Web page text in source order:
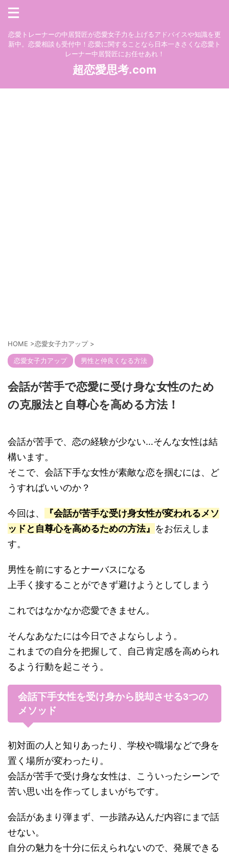
恋愛トレーナーの中居賢匠が恋愛女子力を上げるアドバイスや知識を更
新中。恋愛相談も受付中！恋愛に関することなら日本一きさくな恋愛ト
レーナー中居賢匠にお任せあれ！
超恋愛思考.com
HOME >恋愛女子力アップ >
恋愛女子力アップ 男性と仲良くなる方法
会話が苦手で恋愛に受け身な女性のため
の克服法と自尊心を高める方法！
会話が苦手で、恋の経験が少ない…そんな女性は結
構います。
そこで、会話下手な女性が素敵な恋を掴むには、ど
うすればいいのか？
今回は、
『会話が苦手な受け身女性が変われるメソ
ッドと自尊心を高めるための方法』 をお伝えしま
す。
男性を前にするとナーバスになる
上手く接することができず避けようとしてしまう
これではなかなか恋愛できません。
そんなあなたには今日でさよならしよう。
これまでの自分を把握して、自己肯定感を高められ
るよう行動を起こそう。
会話下手女性を受け身から脱却させる3つの
メソッド
初対面の人と知りあったり、学校や職場などで身を
置く場所が変わったり。
会話が苦手で受け身な女性は、こういったシーンで
苦い思い出を作ってしまいがちです。
会話があまり弾まず、一歩踏み込んだ内容にまで話
せない。
自分の魅力を十分に伝えられないので、発展できる